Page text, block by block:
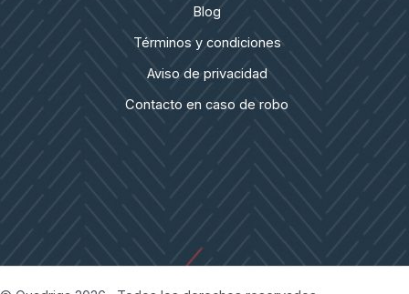
Blog
Términos y condiciones
Aviso de privacidad
Contacto en caso de robo